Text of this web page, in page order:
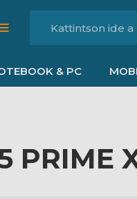
& PC
PRIME